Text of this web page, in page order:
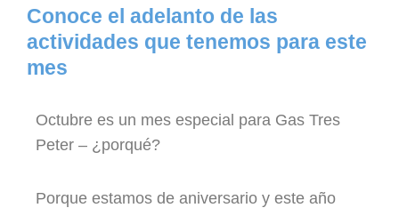
Conoce el adelanto de las
actividades que tenemos para este
mes
Octubre es un mes especial para Gas Tres
Peter – ¿porqué?
Porque estamos de aniversario y este año